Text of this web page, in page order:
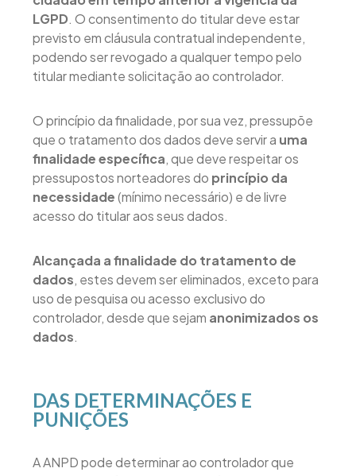
LGPD. O consentimento do titular deve estar
previsto em cláusula contratual independente,
podendo ser revogado a qualquer tempo pelo
titular mediante solicitação ao controlador.
O princípio da finalidade, por sua vez, pressupõe
que o tratamento dos dados deve servir a uma
finalidade específica, que deve respeitar os
pressupostos norteadores do princípio da
necessidade(mínimo necessário) e de livre
acesso do titular aos seus dados.
Alcançada a finalidade do tratamento de
dados, estes devem ser eliminados, exceto para
uso de pesquisa ou acesso exclusivo do
controlador, desde que sejam anonimizados os
dados.
DAS DETERMINAÇÕES E
PUNIÇÕES
A ANPD pode determinar ao controlador que